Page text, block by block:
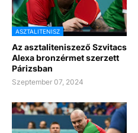
ASZTALITENISZ
Az asztaliteniszező Szvitacs
Alexa bronzérmet szerzett
Párizsban
Szeptember 07, 2024